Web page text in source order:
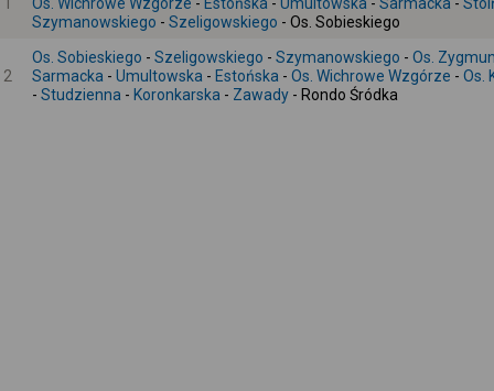
Szymanowskiego - Szeligowskiego - Os. Sobieskiego
2
Os. Sobieskiego - Szeligowskiego - Szymanowskiego - Os.
Sarmacka - Umultowska - Estońska - Os. Wichrowe Wzgórze - Os.
- Studzienna - Koronkarska - Zawady - Rondo Śródka